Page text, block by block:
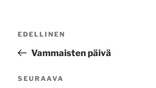
Edellinen
artikkeli
EDELLINEN
Vammaisten päivä
Seuraava
SEURAAVA